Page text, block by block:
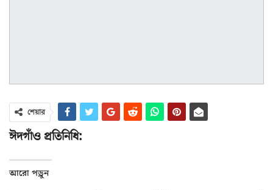
শেয়ার
ঈদগাঁও প্রতিনিধি:
আরো পড়ুন